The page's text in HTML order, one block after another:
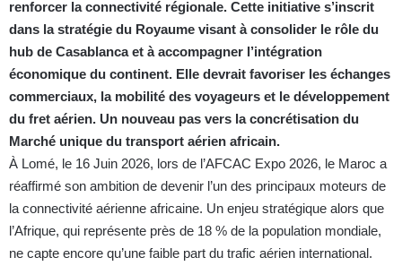
renforcer la connectivité régionale. Cette initiative s’inscrit
dans la stratégie du Royaume visant à consolider le rôle du
hub de Casablanca et à accompagner l’intégration
économique du continent. Elle devrait favoriser les échanges
commerciaux, la mobilité des voyageurs et le développement
du fret aérien. Un nouveau pas vers la concrétisation du
Marché unique du transport aérien africain.
À Lomé, le 16 Juin 2026, lors de l’AFCAC Expo 2026, le Maroc a
réaffirmé son ambition de devenir l’un des principaux moteurs de
la connectivité aérienne africaine. Un enjeu stratégique alors que
l’Afrique, qui représente près de 18 % de la population mondiale,
ne capte encore qu’une faible part du trafic aérien international.